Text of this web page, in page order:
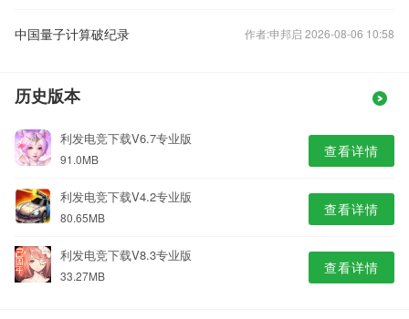
中国量子计算破纪录 作者:申邦启 2026-08-06 10:58
历史版本
利发电竞下载V6.7专业版
91.0MB 查看详情
利发电竞下载V4.2专业版
80.65MB 查看详情
利发电竞下载V8.3专业版
33.27MB 查看详情